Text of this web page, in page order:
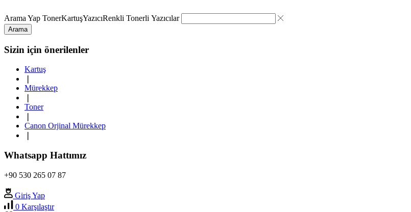
Arama Yap TonerKartuşYazıcıRenkli Tonerli Yazıcılar
Arama
Sizin için önerilenler
Kartuş
Mürekkep
Toner
Canon Orjinal Mürekkep
Whatsapp Hattımız
+90 530 265 07 87
Giriş Yap
0 Karşılaştır